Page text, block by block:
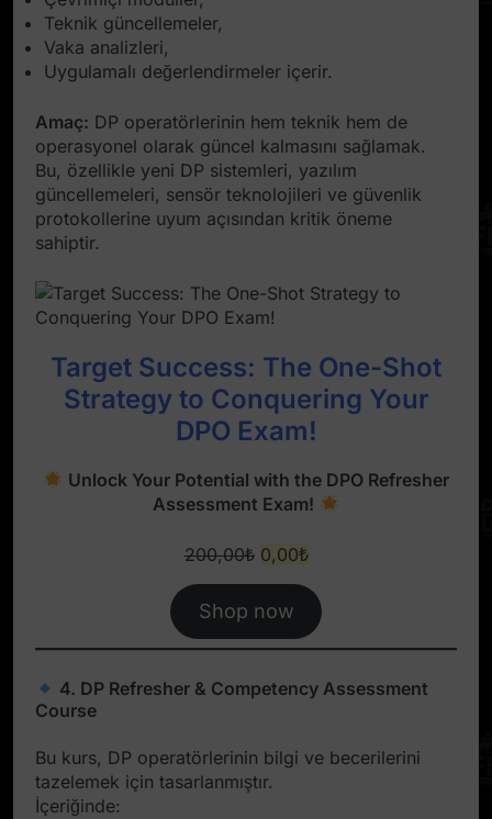
Teknik güncellemeler,
Vaka analizleri,
Uygulamalı değerlendirmeler içerir.
Amaç: DP operatörlerinin hem teknik hem de
operasyonel olarak güncel kalmasını sağlamak.
Bu, özellikle yeni DP sistemleri, yazılım
güncellemeleri, sensör teknolojileri ve güvenlik
protokollerine uyum açısından kritik öneme
sahiptir.
Target Success: The One-Shot
Strategy to Conquering Your
DPO Exam!
Unlock Your Potential with the DPO Refresher
Assessment Exam!
200,00₺ Original
was:
200,00₺.
0,00₺Current
is:
0,00₺.
Shop now
4. DP Refresher & Competency Assessment
Course
Bu kurs, DP operatörlerinin bilgi ve becerilerini
tazelemek için tasarlanmıştır.
İçeriğinde: